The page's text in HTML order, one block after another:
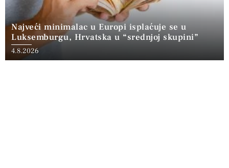
Najveći minimalac u Europi isplaćuje se u
Luksemburgu, Hrvatska u “srednjoj skupini”
4.8.2026